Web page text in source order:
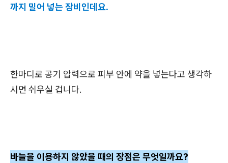
까지 밀어 넣는 장비인데요.
한마디로 공기 압력으로 피부 안에 약을 넣는다고 생각하
시면 쉬우실 겁니다.
바늘을 이용하지 않았을 때의 장점은 무엇일까요?